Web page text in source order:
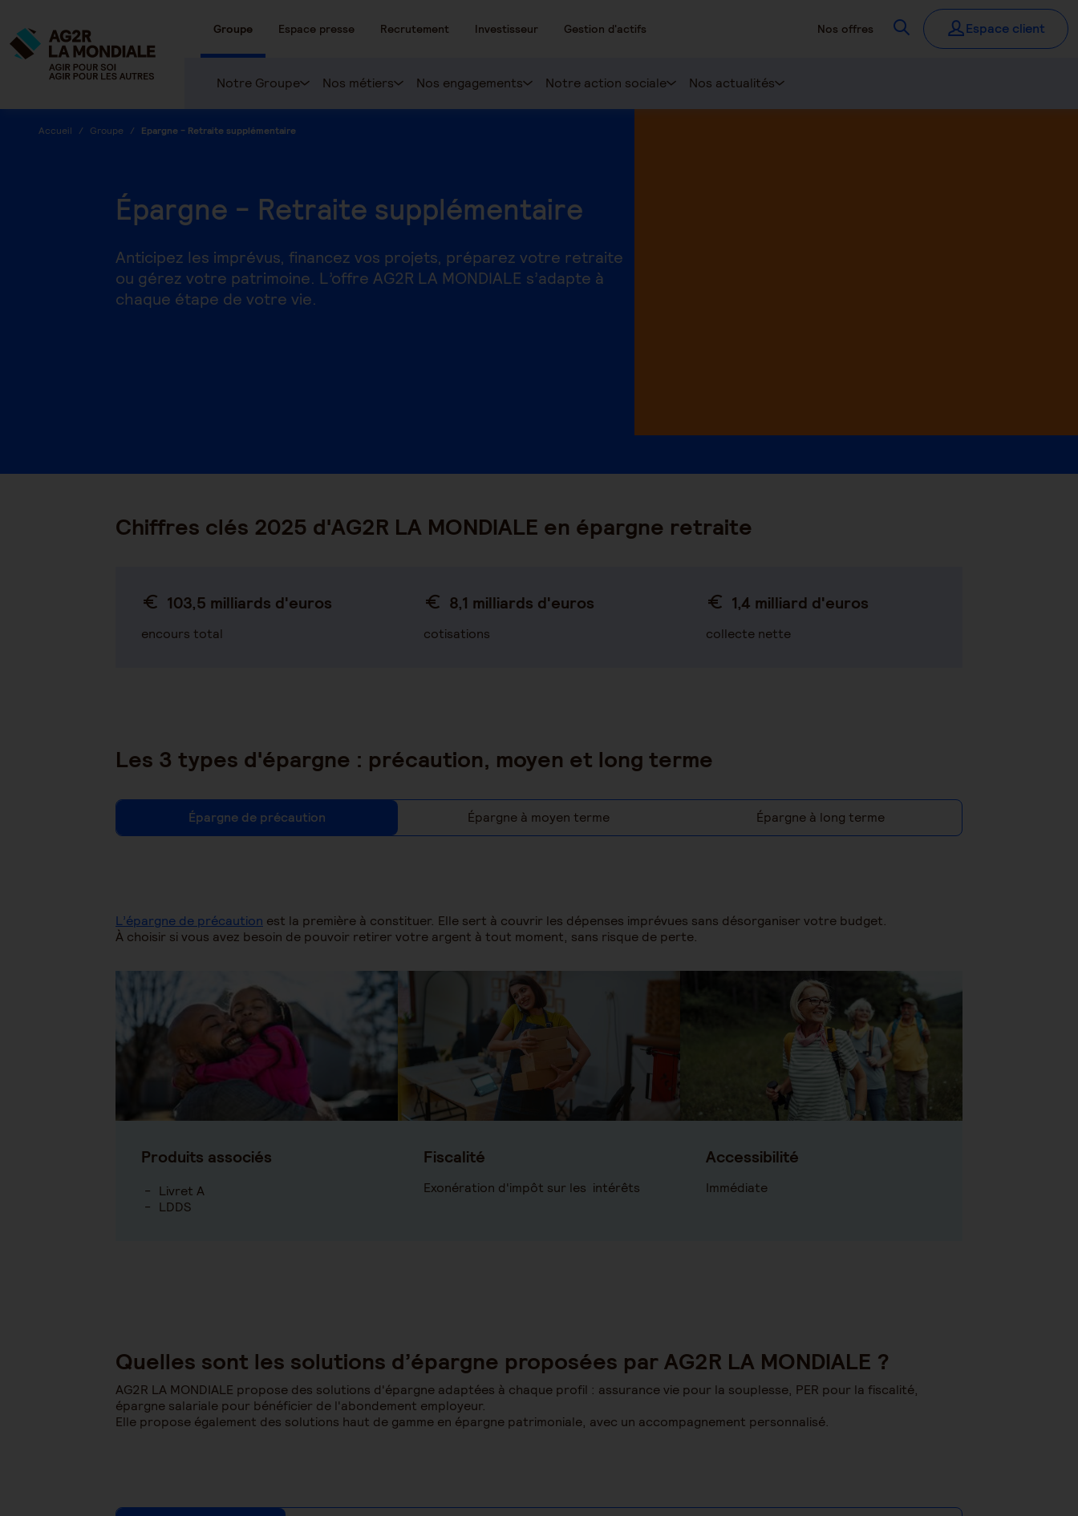
Groupe Espace presse Recrutement Investisseur Gestion d'actifs Nos offres Recherchez Espace client
Notre Groupe Nos métiers Nos engagements Notre action sociale Nos actualités
Accueil Groupe Epargne - Retraite supplémentaire
Épargne - Retraite supplémentaire
Anticipez les imprévus, financez vos projets, préparez votre retraite
ou gérez votre patrimoine. L’offre AG2R LA MONDIALE s’adapte à
chaque étape de votre vie.
Chiffres clés 2025 d'AG2R LA MONDIALE en épargne retraite
103,5 milliards d'euros
encours total
8,1 milliards d'euros
cotisations
1,4 milliard d'euros
collecte nette
Les 3 types d'épargne : précaution, moyen et long terme
Épargne de précaution Épargne à moyen terme Épargne à long terme
L’épargne de précaution est la première à constituer. Elle sert à couvrir les dépenses imprévues sans désorganiser votre budget.
À choisir si vous avez besoin de pouvoir retirer votre argent à tout moment, sans risque de perte.
Produits associés
Livret A
LDDS
Fiscalité
Exonération d'impôt sur les intérêts
Accessibilité
Immédiate
Quelles sont les solutions d’épargne proposées par AG2R LA MONDIALE ?
AG2R LA MONDIALE propose des solutions d'épargne adaptées à chaque profil : assurance vie pour la souplesse, PER pour la fiscalité,
épargne salariale pour bénéficier de l'abondement employeur.
Elle propose également des solutions haut de gamme en épargne patrimoniale, avec un accompagnement personnalisé.